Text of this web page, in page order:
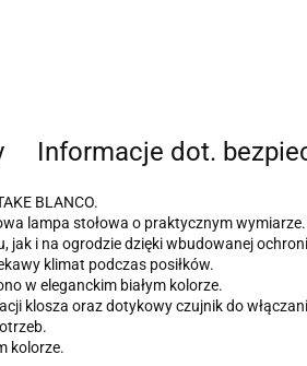
Informacje dot.
BLANCO.
lampa stołowa o praktycznym wymiarze.
jak i na ogrodzie dzięki wbudowanej
klimat podczas posiłków.
w eleganckim białym kolorze.
klosza oraz dotykowy czujnik do
kolorze.